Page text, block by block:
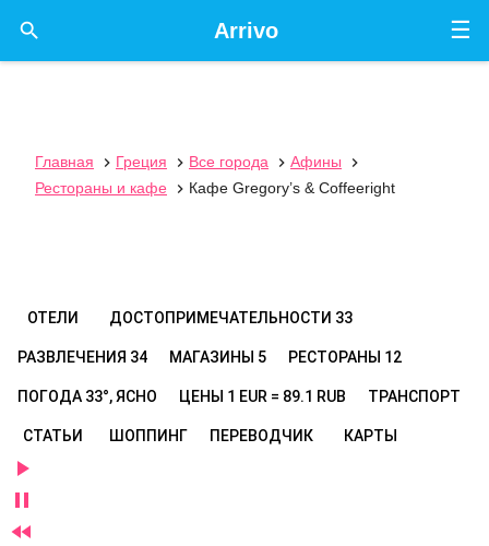
☰
Arrivo

Главная  Греция  Все города  Афины

Рестораны и кафе
 Кафе Gregory’s & Coffeeright
ОТЕЛИ ДОСТОПРИМЕЧАТЕЛЬНОСТИ 33
РАЗВЛЕЧЕНИЯ 34 МАГАЗИНЫ 5 РЕСТОРАНЫ 12
ПОГОДА 33°, ЯСНО ЦЕНЫ 1 EUR = 89.1 RUB ТРАНСПОРТ
СТАТЬИ ШОППИНГ ПЕРЕВОДЧИК КАРТЫ


